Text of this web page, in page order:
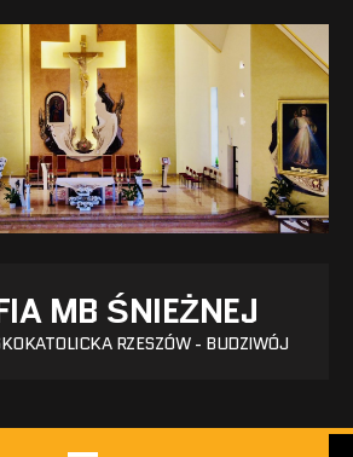
MB ŚNIEŻNEJ
RZESZÓW - BUDZIWÓJ